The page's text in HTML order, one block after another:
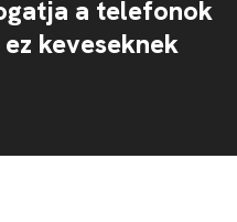
a telefonok
keveseknek